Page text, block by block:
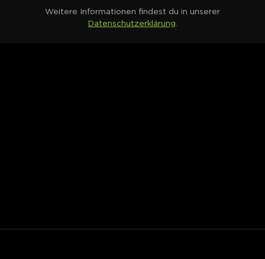
Kein Produkt definiert
Weitere Informationen findest du in unserer
Datenschutzerklärung